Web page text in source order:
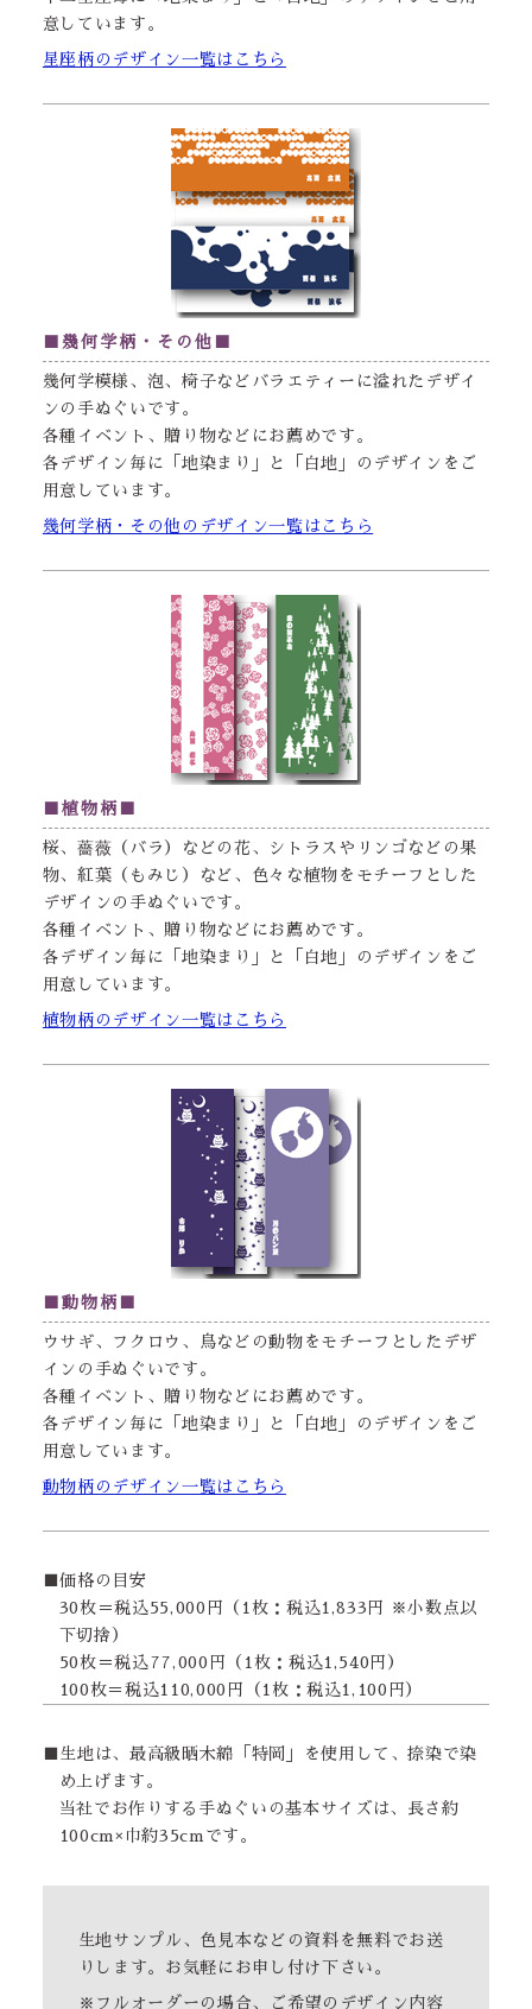
意しています。
星座柄のデザイン一覧はこちら
■幾何学柄・その他■
幾何学模様、泡、椅子などバラエティーに溢れたデザイ
ンの手ぬぐいです。
各種イベント、贈り物などにお薦めです。
各デザイン毎に「地染まり」と「白地」のデザインをご
用意しています。
幾何学柄・その他のデザイン一覧はこちら
■植物柄■
桜、薔薇（バラ）などの花、シトラスやリンゴなどの果
物、紅葉（もみじ）など、色々な植物をモチーフとした
デザインの手ぬぐいです。
各種イベント、贈り物などにお薦めです。
各デザイン毎に「地染まり」と「白地」のデザインをご
用意しています。
植物柄のデザイン一覧はこちら
■動物柄■
ウサギ、フクロウ、鳥などの動物をモチーフとしたデザ
インの手ぬぐいです。
各種イベント、贈り物などにお薦めです。
各デザイン毎に「地染まり」と「白地」のデザインをご
用意しています。
動物柄のデザイン一覧はこちら
■価格の目安
30枚＝税込55,000円（1枚：税込1,833円 ※小数点以
下切捨）
50枚＝税込77,000円（1枚：税込1,540円）
100枚＝税込110,000円（1枚：税込1,100円）
■生地は、最高級晒木綿「特岡」を使用して、捺染で染
め上げます。
当社でお作りする手ぬぐいの基本サイズは、長さ約
100cm×巾約35cmです。
生地サンプル、色見本などの資料を無料でお送
りします。お気軽にお申し付け下さい。
※フルオーダーの場合、ご希望のデザイン内容